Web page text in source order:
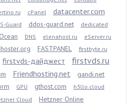
cPanel datacenter.com
Guard ddos-guard.net
dedicated
DNS elenahost.ru
eServer.ru
FASTPANEL
firstbyte.ru
firstvds-дайджест firstvds.ru
Friendhosting.net
gandi.net
GPU gthost.com h3llo.cloud
Cloud Hetzner Online